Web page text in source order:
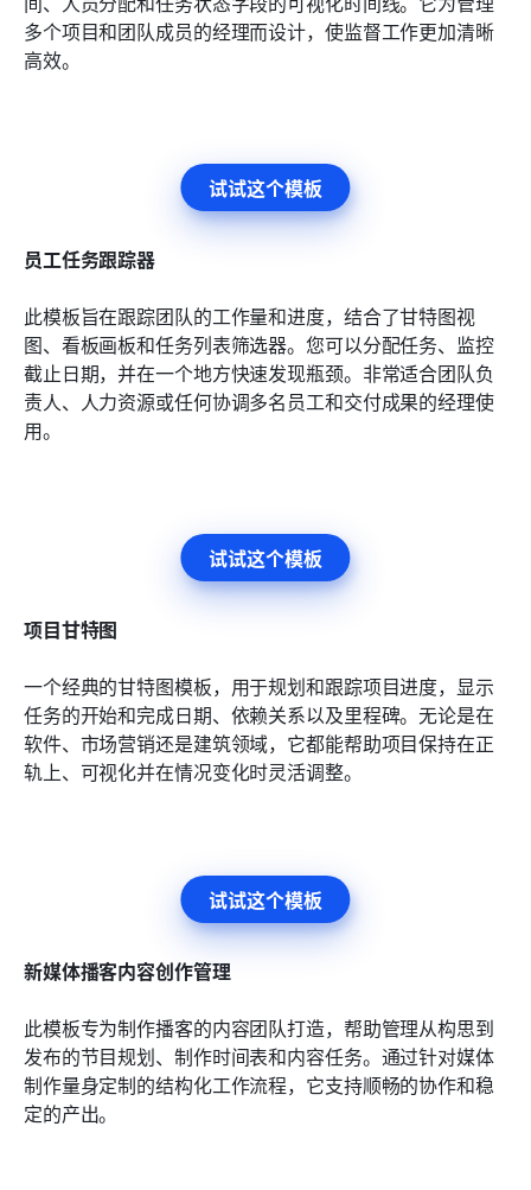
多个项目和团队成员的经理而设计，使监督工作更加清晰
高效。
试试这个模板
员工任务跟踪器
此模板旨在跟踪团队的工作量和进度，结合了甘特图视
图、看板画板和任务列表筛选器。您可以分配任务、监控
截止日期，并在一个地方快速发现瓶颈。非常适合团队负
责人、人力资源或任何协调多名员工和交付成果的经理使
用。
试试这个模板
项目甘特图
一个经典的甘特图模板，用于规划和跟踪项目进度，显示
任务的开始和完成日期、依赖关系以及里程碑。无论是在
软件、市场营销还是建筑领域，它都能帮助项目保持在正
轨上、可视化并在情况变化时灵活调整。
试试这个模板
新媒体播客内容创作管理
此模板专为制作播客的内容团队打造，帮助管理从构思到
发布的节目规划、制作时间表和内容任务。通过针对媒体
制作量身定制的结构化工作流程，它支持顺畅的协作和稳
定的产出。